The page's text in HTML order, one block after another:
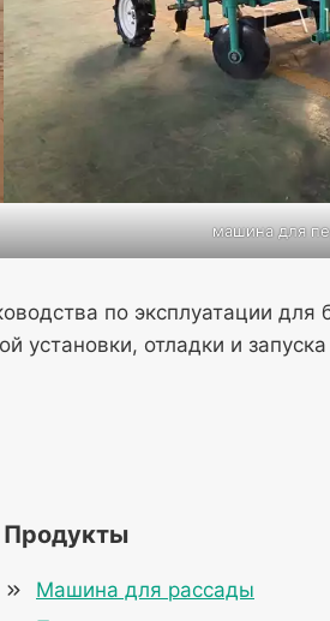
машина для
по эксплуатации для
отладки и
Продукты
Машина для рассады